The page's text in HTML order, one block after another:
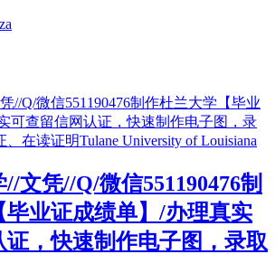
文凭//Q/微信551190476制
毕业证成绩单】/办理真实
，快速制作电子图，录取